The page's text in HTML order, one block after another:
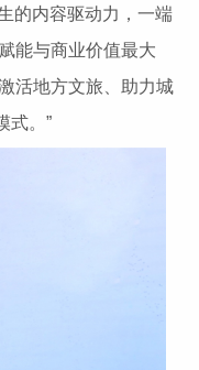
的内容驱动力，一端
能与商业价值最大
活地方文旅、助力城
式。”